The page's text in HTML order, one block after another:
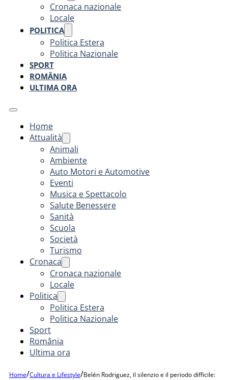
Cronaca nazionale
Locale
POLITICA
Politica Estera
Politica Nazionale
SPORT
ROMÂNIA
ULTIMA ORA
Home
Attualità
Animali
Ambiente
Auto Motori e Automotive
Eventi
Musica e Spettacolo
Salute Benessere
Sanità
Scuola
Società
Turismo
Cronaca
Cronaca nazionale
Locale
Politica
Politica Estera
Politica Nazionale
Sport
România
Ultima ora
Home/Cultura e Lifestyle/Belén Rodriguez, il silenzio e il periodo difficile: